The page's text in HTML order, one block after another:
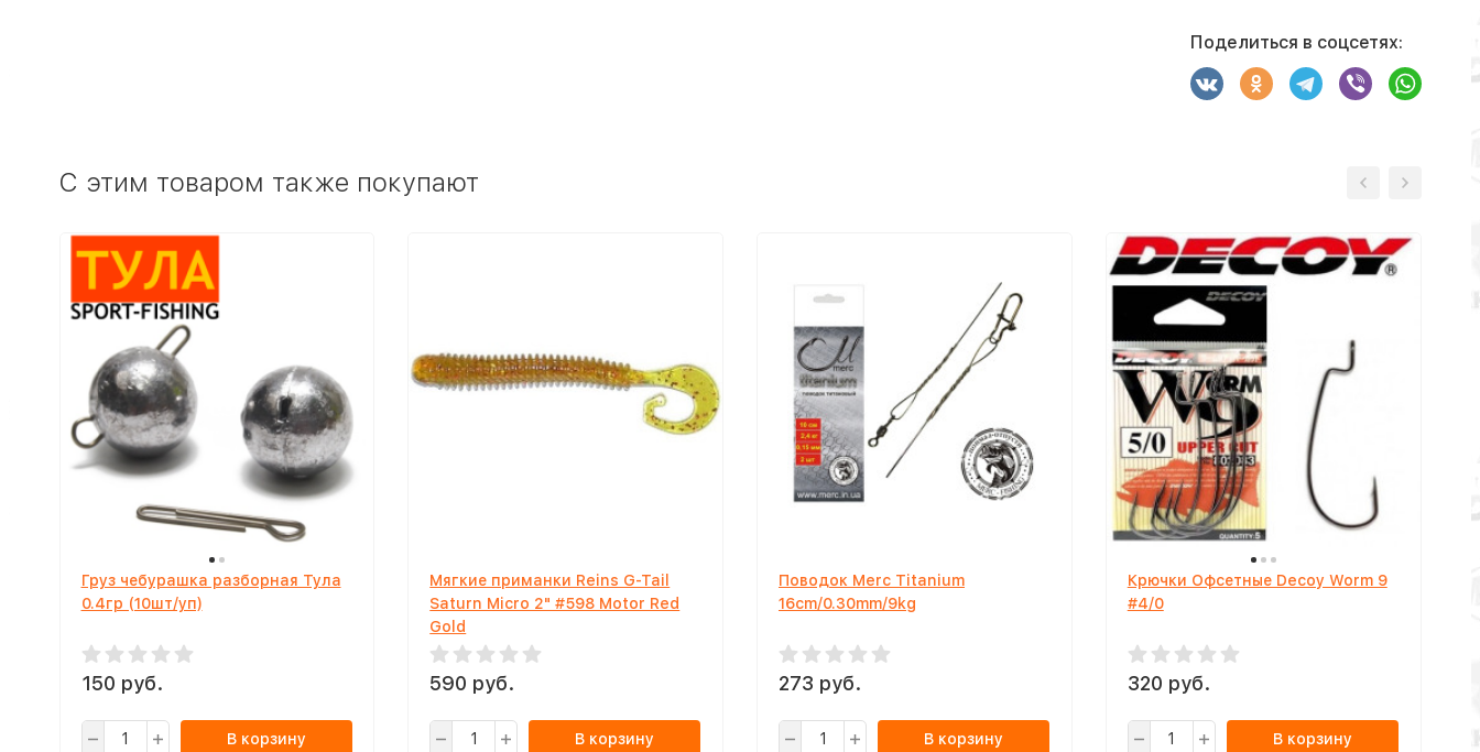
Поделиться в соцсетях:
C этим товаром также покупают
Груз чебурашка разборная Тула
0.4гр (10шт/уп)
150 руб.
В корзину
Мягкие приманки Reins G-Tail
Saturn Micro 2" #598 Motor Red
Gold
590 руб.
В корзину
Поводок Merc Titanium
16cm/0.30mm/9kg
273 руб.
В корзину
Крючки Офсетные Decoy Worm 9
#4/0
320 руб.
В корзину